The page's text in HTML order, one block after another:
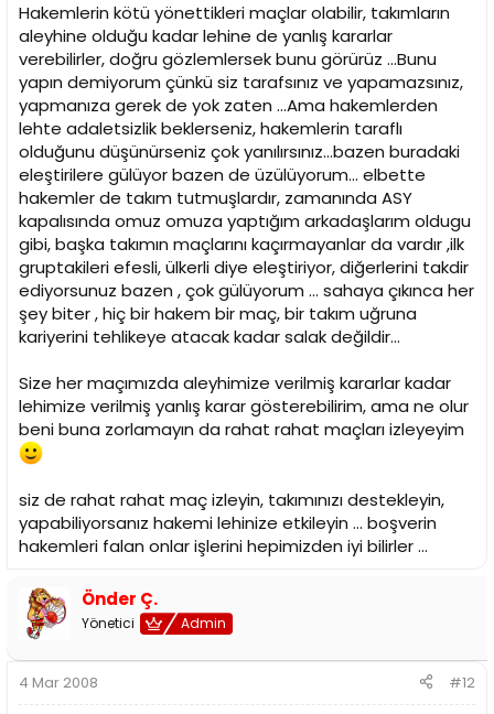
Hakemlerin kötü yönettikleri maçlar olabilir, takımların
aleyhine olduğu kadar lehine de yanlış kararlar
verebilirler, doğru gözlemlersek bunu görürüz ...Bunu
yapın demiyorum çünkü siz tarafsınız ve yapamazsınız,
yapmanıza gerek de yok zaten ...Ama hakemlerden
lehte adaletsizlik beklerseniz, hakemlerin taraflı
olduğunu düşünürseniz çok yanılırsınız...bazen buradaki
eleştirilere gülüyor bazen de üzülüyorum... elbette
hakemler de takım tutmuşlardır, zamanında ASY
kapalısında omuz omuza yaptığım arkadaşlarım oldugu
gibi, başka takımın maçlarını kaçırmayanlar da vardır ,ilk
gruptakileri efesli, ülkerli diye eleştiriyor, diğerlerini takdir
ediyorsunuz bazen , çok gülüyorum ... sahaya çıkınca her
şey biter , hiç bir hakem bir maç, bir takım uğruna
kariyerini tehlikeye atacak kadar salak değildir...
Size her maçımızda aleyhimize verilmiş kararlar kadar
lehimize verilmiş yanlış karar gösterebilirim, ama ne olur
beni buna zorlamayın da rahat rahat maçları izleyeyim
siz de rahat rahat maç izleyin, takımınızı destekleyin,
yapabiliyorsanız hakemi lehinize etkileyin ... boşverin
hakemleri falan onlar işlerini hepimizden iyi bilirler ...
Önder Ç.
Yönetici Admin
4 Mar 2008 #12